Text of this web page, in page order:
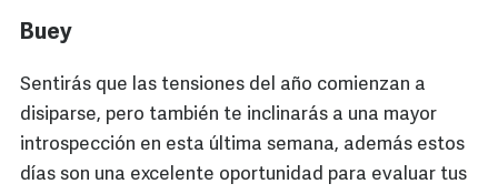
Buey
Sentirás que las tensiones del año comienzan a
disiparse, pero también te inclinarás a una mayor
introspección en esta última semana, además estos
días son una excelente oportunidad para evaluar tus